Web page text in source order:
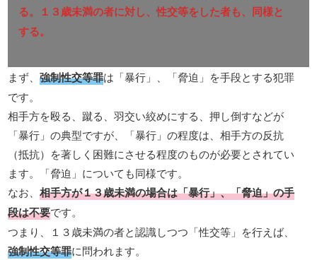
る。１３歳未満の者に対し、性交等をした者も、同様と
する。
まず、強制性交等罪は「暴行」、「脅迫」を手段とする犯罪
です。
相手方を殴る、蹴る、羽交い絞めにする、押し倒すなどが
「暴行」の典型ですが、「暴行」の程度は、相手方の反抗
（抵抗）を著しく困難にさせる程度のものが必要とされてい
ます。「脅迫」についても同様です。
なお、相手方が１３歳未満の場合は「暴行」、「脅迫」の手
段は不要です。
つまり、１３歳未満の者と認識しつつ「性交等」を行えば、
強制性交等罪に問われます。